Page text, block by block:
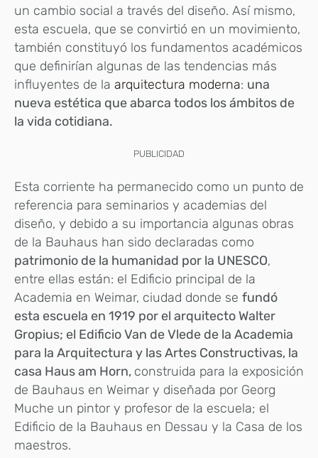
un cambio social a través del diseño. Así mismo,
esta escuela, que se convirtió en un movimiento,
también constituyó los fundamentos académicos
que definirían algunas de las tendencias más
influyentes de la arquitectura moderna: una
nueva estética que abarca todos los ámbitos de
la vida cotidiana.
PUBLICIDAD
Esta corriente ha permanecido como un punto de
referencia para seminarios y academias del
diseño, y debido a su importancia algunas obras
de la Bauhaus han sido declaradas como
patrimonio de la humanidad por la UNESCO,
entre ellas están: el Edificio principal de la
Academia en Weimar, ciudad donde se fundó
esta escuela en 1919 por el arquitecto Walter
Gropius; el Edificio Van de Vlede de la Academia
para la Arquitectura y las Artes Constructivas, la
casa Haus am Horn, construida para la exposición
de Bauhaus en Weimar y diseñada por Georg
Muche un pintor y profesor de la escuela; el
Edificio de la Bauhaus en Dessau y la Casa de los
maestros.